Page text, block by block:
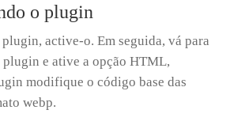
o plugin
active-o. Em seguida, vá para
e ative a opção HTML,
modifique o código base das
webp.